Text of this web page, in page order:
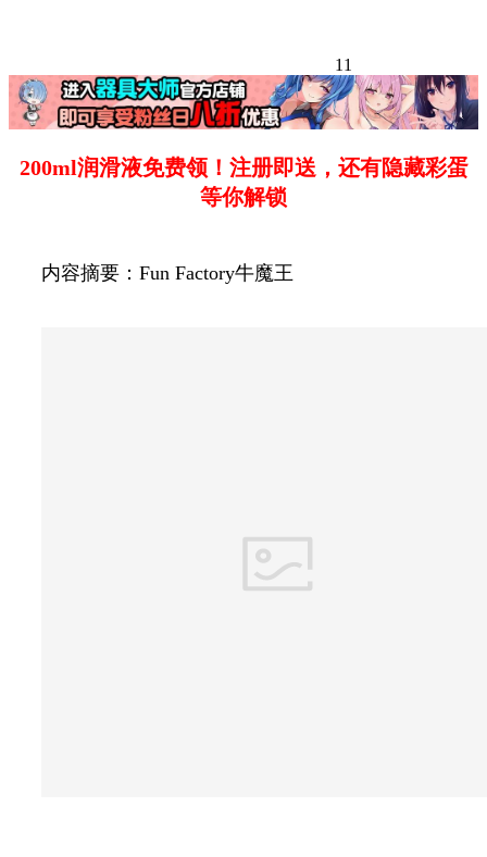
11
200ml润滑液免费领！注册即送，还有隐藏彩蛋
等你解锁
内容摘要：Fun Factory牛魔王